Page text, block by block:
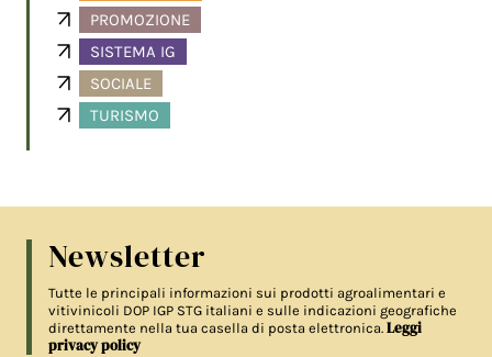
PROMOZIONE
SISTEMA IG
SOCIALE
TURISMO
Newsletter
Tutte le principali informazioni sui prodotti agroalimentari e
vitivinicoli DOP IGP STG italiani e sulle indicazioni geografiche
direttamente nella tua casella di posta elettronica.Leggi
privacy policy